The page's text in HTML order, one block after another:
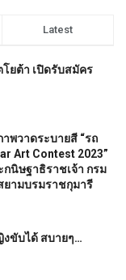
Latest
ยต้า เปิดรับสมัคร
พวาดระบายสี “รถ
Art Contest 2023”
นิษฐาธิราชเจ้า กรม
ยามบรมราชกุมารี
ขับได้ สบายๆ…